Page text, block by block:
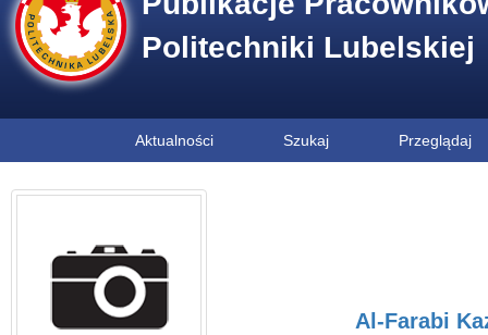
Politechniki Lubelskiej
Aktualności Szukaj Przeglądaj
Al-Farabi